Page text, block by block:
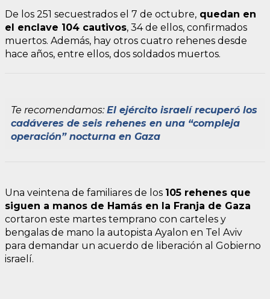
De los 251 secuestrados el 7 de octubre, quedan en
el enclave 104 cautivos, 34 de ellos, confirmados
muertos. Además, hay otros cuatro rehenes desde
hace años, entre ellos, dos soldados muertos.
Te recomendamos:El ejército israelí recuperó los
cadáveres de seis rehenes en una “compleja
operación” nocturna en Gaza
Una veintena de familiares de los 105 rehenes que
siguen a manos de Hamás en la Franja de Gaza
cortaron este martes temprano con carteles y
bengalas de mano la autopista Ayalon en Tel Aviv
para demandar un acuerdo de liberación al Gobierno
israelí.